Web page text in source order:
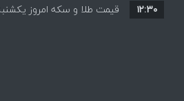
نزولی
۱۲:۳۰